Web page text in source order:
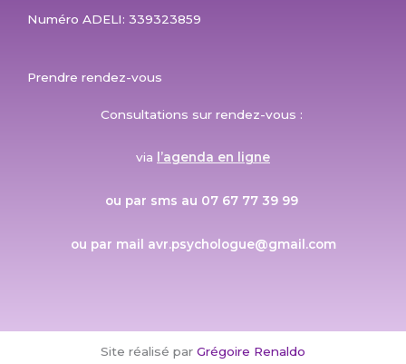
d
-
i
n
o
f
Numéro ADELI: 339323859
Prendre rendez-vous
Consultations sur rendez-vous :
via l’agenda en ligne
ou par sms au 07 67 77 39 99
ou par mail avr.psychologue@gmail.com
Site réalisé par Grégoire Renaldo